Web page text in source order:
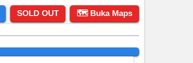
SOLD OUT 🗺 Buka Maps